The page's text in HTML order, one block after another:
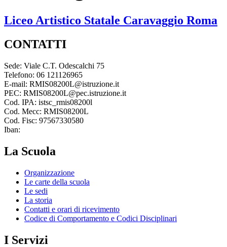
Liceo Artistico Statale Caravaggio Roma
CONTATTI
Sede: Viale C.T. Odescalchi 75
Telefono: 06 121126965
E-mail: RMIS08200L@istruzione.it
PEC: RMIS08200L@pec.istruzione.it
Cod. IPA: istsc_rmis08200l
Cod. Mecc: RMIS08200L
Cod. Fisc: 97567330580
Iban:
La Scuola
Organizzazione
Le carte della scuola
Le sedi
La storia
Contatti e orari di ricevimento
Codice di Comportamento e Codici Disciplinari
I Servizi